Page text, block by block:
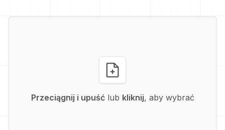
Przeciągnij i upuść lub kliknij, aby wybrać